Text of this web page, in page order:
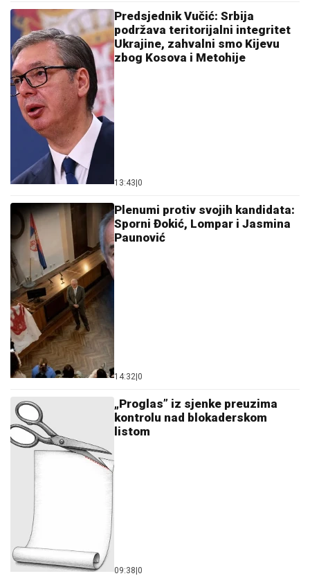
Predsjednik Vučić: Srbija
podržava teritorijalni integritet
Ukrajine, zahvalni smo Kijevu
zbog Kosova i Metohije
13:43 0
Plenumi protiv svojih kandidata:
Sporni Đokić, Lompar i Jasmina
Paunović
14:32 0
„Proglas” iz sjenke preuzima
kontrolu nad blokaderskom
listom
09:38 0